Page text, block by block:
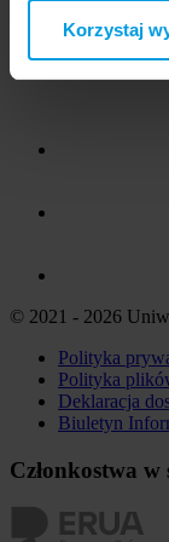
Korzystaj
© 2021 - 2026
Polityka
Polityka
Deklaracja
Biuletyn
Członkostwa